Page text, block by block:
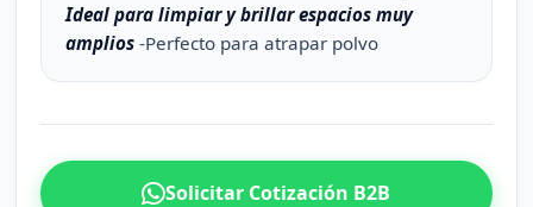
Ideal para limpiar y brillar espacios muy
amplios-Perfecto para atrapar polvo
Solicitar Cotización B2B